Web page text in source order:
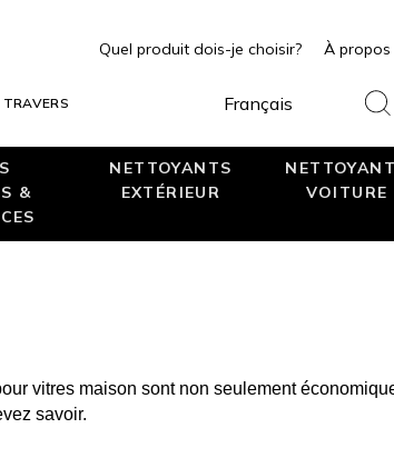
Quel produit dois-je choisir? À
Français
&
NETTOYANTS
EXTÉRIEUR
VOITURE
vitres maison sont non seulement
savoir.